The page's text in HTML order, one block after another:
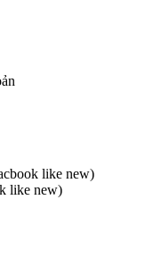
like new)
like new)